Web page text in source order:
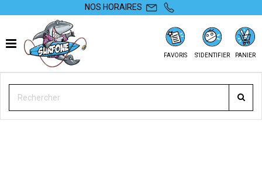
NOS HORAIRES
FAVORIS S'IDENTIFIER PANIER
SURFONE
MALLETTE FOIL SURFPISTOLS